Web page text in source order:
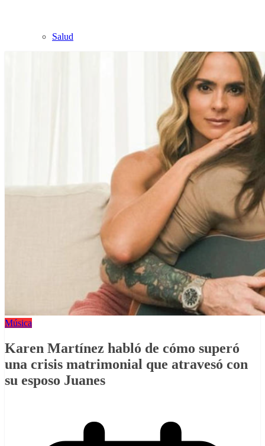
Salud
Música
Karen Martínez habló de cómo superó
una crisis matrimonial que atravesó con
su esposo Juanes